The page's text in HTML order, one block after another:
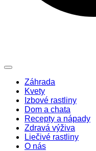
Záhrada
Kvety
Izbové rastliny
Dom a chata
Recepty a nápady
Zdravá výživa
Liečivé rastliny
O nás